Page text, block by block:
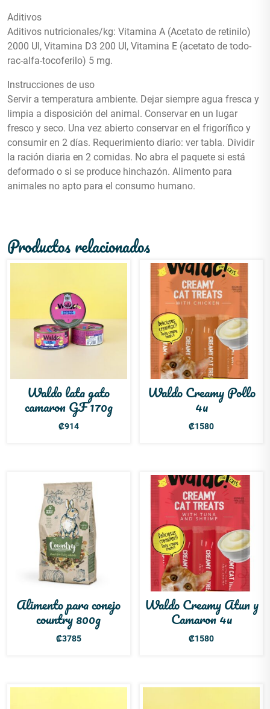
Aditivos
Aditivos nutricionales/kg: Vitamina A (Acetato de retinilo)
2000 UI, Vitamina D3 200 UI, Vitamina E (acetato de todo-
rac-alfa-tocoferilo) 5 mg.
Instrucciones de uso
Servir a temperatura ambiente. Dejar siempre agua fresca y
limpia a disposición del animal. Conservar en un lugar
fresco y seco. Una vez abierto conservar en el frigorífico y
consumir en 2 días. Requerimiento diario: ver tabla. Dividir
la ración diaria en 2 comidas. No abra el paquete si está
deformado o si se produce hinchazón. Alimento para
animales no apto para el consumo humano.
Productos relacionados
Waldo lata gato
camaron GF 170g
₡914
Waldo Creamy Pollo
4u
₡1580
Alimento para conejo
country 800g
₡3785
Waldo Creamy Atun y
Camaron 4u
₡1580